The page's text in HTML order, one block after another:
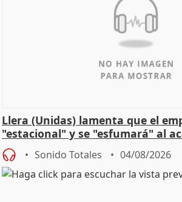
Llera (Unidas) lamenta que el
"estacional" y se "esfumará" al
Sonido Totales 04/08/2026